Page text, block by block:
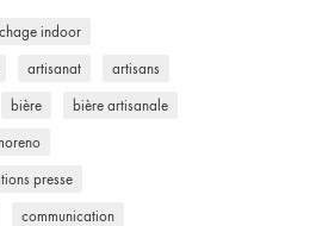
indoor
artisanat artisans
bière bière artisanale
presse
communication